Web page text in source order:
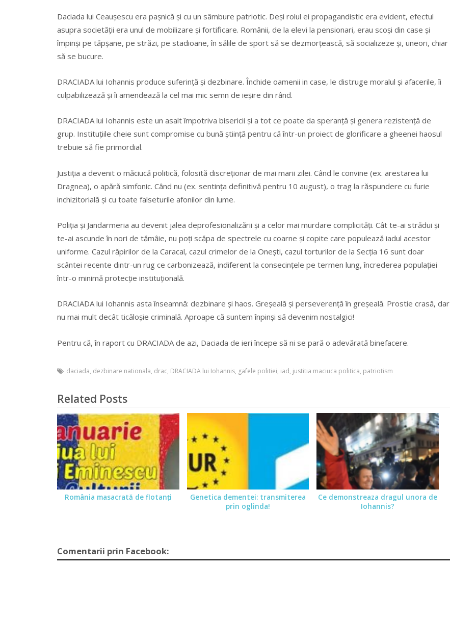
Daciada lui Ceaușescu era pașnică și cu un sâmbure patriotic. Deși rolul ei propagandistic era evident, efectul
asupra societății era unul de mobilizare și fortificare. Românii, de la elevi la pensionari, erau scoși din case și
împinși pe tăpșane, pe străzi, pe stadioane, în sălile de sport să se dezmorțească, să socializeze și, uneori, chiar
să se bucure.
DRACIADA lui Iohannis produce suferință și dezbinare. Închide oamenii in case, le distruge moralul și afacerile, îi
culpabilizează și îi amendează la cel mai mic semn de ieșire din rând.
DRACIADA lui Iohannis este un asalt împotriva bisericii și a tot ce poate da speranță și genera rezistență de
grup. Instituțiile cheie sunt compromise cu bună știință pentru că într-un proiect de glorificare a gheenei haosul
trebuie să fie primordial.
Justiția a devenit o măciucă politică, folosită discreționar de mai marii zilei. Când le convine (ex. arestarea lui
Dragnea), o apără simfonic. Când nu (ex. sentința definitivă pentru 10 august), o trag la răspundere cu furie
inchizitorială și cu toate falseturile afonilor din lume.
Poliția și Jandarmeria au devenit jalea deprofesionalizării și a celor mai murdare complicități. Cât te-ai strădui și
te-ai ascunde în nori de tămâie, nu poți scăpa de spectrele cu coarne și copite care populează iadul acestor
uniforme. Cazul răpirilor de la Caracal, cazul crimelor de la Onești, cazul torturilor de la Secția 16 sunt doar
scântei recente dintr-un rug ce carbonizează, indiferent la consecințele pe termen lung, încrederea populației
într-o minimă protecție instituțională.
DRACIADA lui Iohannis asta înseamnă: dezbinare și haos. Greșeală și perseverență în greșeală. Prostie crasă, dar
nu mai mult decât ticăloșie criminală. Aproape că suntem înpinși să devenim nostalgici!
Pentru că, în raport cu DRACIADA de azi, Daciada de ieri începe să ni se pară o adevărată binefacere.
daciada, dezbinare nationala, drac, DRACIADA lui Iohannis, gafele politiei, iad, justitia maciuca politica, patriotism
Related Posts
România masacrată de flotanţi
Genetica dementei: transmiterea
prin oglinda!
Ce demonstreaza dragul unora de
Iohannis?
Comentarii prin Facebook: